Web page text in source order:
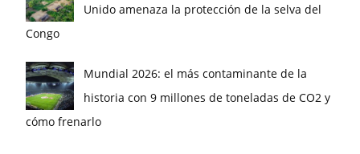
Unido amenaza la protección de la selva del
Congo
Mundial 2026: el más contaminante de la
historia con 9 millones de toneladas de CO2 y
cómo frenarlo